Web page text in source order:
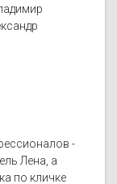
-
Лена, а
по кличке